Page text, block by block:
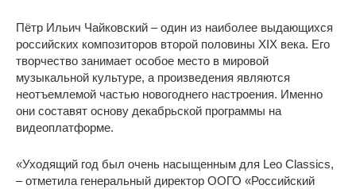
Пётр Ильич Чайковский – один из наиболее выдающихся
российских композиторов второй половины XIX века. Его
творчество занимает особое место в мировой
музыкальной культуре, а произведения являются
неотъемлемой частью новогоднего настроения. Именно
они составят основу декабрьской программы на
видеоплатформе.
«Уходящий год был очень насыщенным для Leo Classics,
– отметила генеральный директор ООГО «Российский